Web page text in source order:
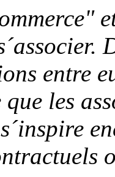
entre
les